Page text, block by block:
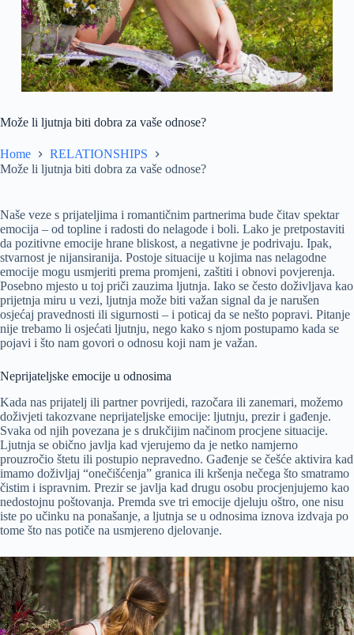
Može li ljutnja biti dobra za vaše odnose?
Home
RELATIONSHIPS
Može li ljutnja biti dobra za vaše odnose?
Naše veze s prijateljima i romantičnim partnerima bude čitav spektar
emocija – od topline i radosti do nelagode i boli. Lako je pretpostaviti
da pozitivne emocije hrane bliskost, a negativne je podrivaju. Ipak,
stvarnost je nijansiranija. Postoje situacije u kojima nas nelagodne
emocije mogu usmjeriti prema promjeni, zaštiti i obnovi povjerenja.
Posebno mjesto u toj priči zauzima ljutnja. Iako se često doživljava kao
prijetnja miru u vezi, ljutnja može biti važan signal da je narušen
osjećaj pravednosti ili sigurnosti – i poticaj da se nešto popravi. Pitanje
nije trebamo li osjećati ljutnju, nego kako s njom postupamo kada se
pojavi i što nam govori o odnosu koji nam je važan.
Neprijateljske emocije u odnosima
Kada nas prijatelj ili partner povrijedi, razočara ili zanemari, možemo
doživjeti takozvane neprijateljske emocije: ljutnju, prezir i gađenje.
Svaka od njih povezana je s drukčijim načinom procjene situacije.
Ljutnja se obično javlja kad vjerujemo da je netko namjerno
prouzročio štetu ili postupio nepravedno. Gađenje se češće aktivira kad
imamo doživljaj “onečišćenja” granica ili kršenja nečega što smatramo
čistim i ispravnim. Prezir se javlja kad drugu osobu procjenjujemo kao
nedostojnu poštovanja. Premda sve tri emocije djeluju oštro, one nisu
iste po učinku na ponašanje, a ljutnja se u odnosima iznova izdvaja po
tome što nas potiče na usmjereno djelovanje.